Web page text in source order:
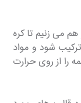
هم می زنیم تا کره
شود و مواد
را از روی حرارت